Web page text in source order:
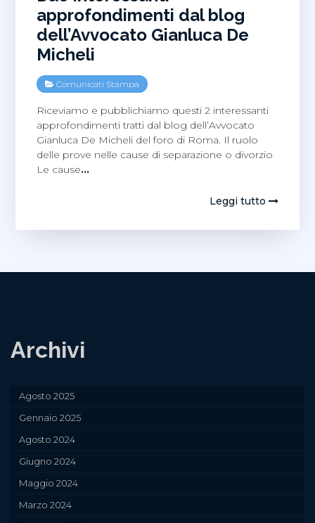
approfondimenti dal blog
dell’Avvocato Gianluca De
Micheli
Comunicati Stampa
Riceviamo e pubblichiamo questi 2 interessanti
approfondimenti tratti dal blog dell’Avvocato
Gianluca De Micheli del foro di Roma. Il ruolo
delle prove nelle cause di separazione o divorzio
Le cause…
Leggi tutto
Archivi
Agosto 2025
Gennaio 2025
Agosto 2024
Giugno 2024
Maggio 2024
Marzo 2024